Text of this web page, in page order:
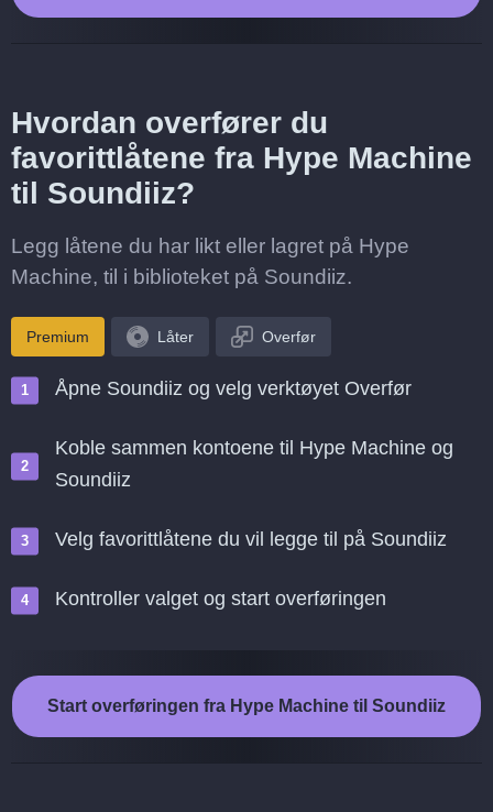
Hvordan overfører du
favorittlåtene fra Hype Machine
til Soundiiz?
Legg låtene du har likt eller lagret på Hype
Machine, til i biblioteket på Soundiiz.
Premium Låter Overfør
Åpne Soundiiz og velg verktøyet Overfør
Koble sammen kontoene til Hype Machine og
Soundiiz
Velg favorittlåtene du vil legge til på Soundiiz
Kontroller valget og start overføringen
Start overføringen fra Hype Machine til Soundiiz